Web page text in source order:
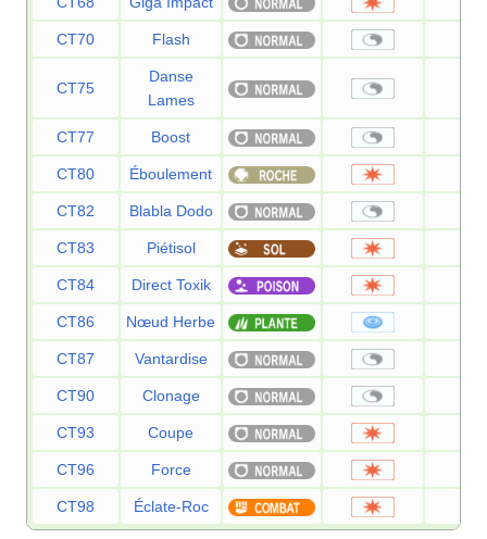
CT70 Flash
CT75
Danse
Lames
CT77 Boost
CT80 Éboulement
CT82 Blabla Dodo
CT83 Piétisol
CT84 Direct Toxik
CT86 Nœud Herbe
CT87 Vantardise
CT90 Clonage
CT93 Coupe
CT96 Force
CT98 Éclate-Roc